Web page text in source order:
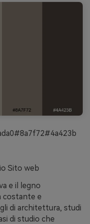
Sito web
e il legno
costante e
di architettura, studi
di studio che